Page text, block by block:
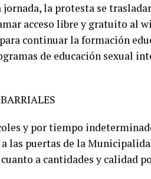
la protesta se
acceso libre y gratuito al
continuar la formación
de educación sexual
y por tiempo
las puertas de la
cuanto a cantidades y calidad